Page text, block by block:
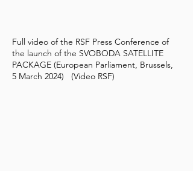
Full video of the RSF Press Conference of
the launch of the SVOBODA SATELLITE
PACKAGE (European Parliament, Brussels,
5 March 2024) (Video RSF)